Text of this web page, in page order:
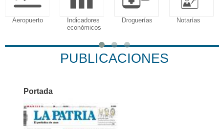
Aeropuerto
Indicadores
económicos
Droguerías Notarías
PUBLICACIONES
Portada